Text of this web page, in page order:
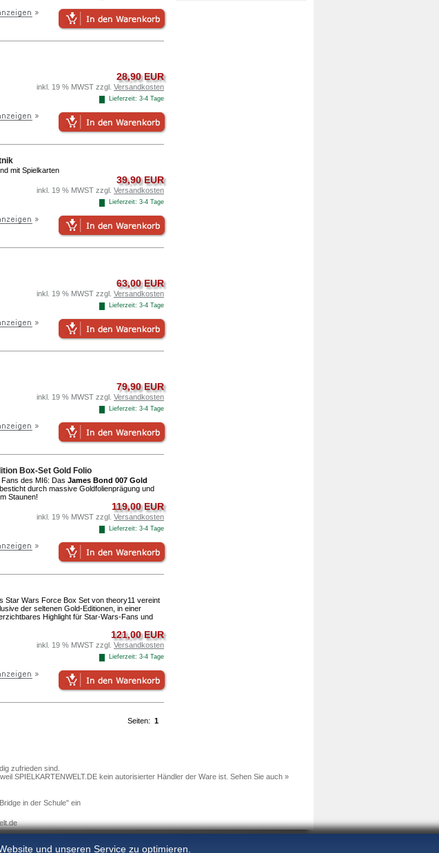
und unseren Service zu optimieren.
28,90 EUR
inkl. 19 % MWST zzgl. Versandkosten
Lieferzeit: 3-4 Tage
mit Spielkarten
39,90 EUR
inkl. 19 % MWST zzgl. Versandkosten
Lieferzeit: 3-4 Tage
63,00 EUR
inkl. 19 % MWST zzgl. Versandkosten
Lieferzeit: 3-4 Tage
79,90 EUR
inkl. 19 % MWST zzgl. Versandkosten
Lieferzeit: 3-4 Tage
Box-Set Gold Folio
des MI6: Das James Bond 007 Gold
besticht durch massive Goldfolienprägung und
Staunen!
119,00 EUR
inkl. 19 % MWST zzgl. Versandkosten
Lieferzeit: 3-4 Tage
Star Wars Force Box Set von theory11 vereint
der seltenen Gold-Editionen, in einer
Highlight für Star-Wars-Fans und
121,00 EUR
inkl. 19 % MWST zzgl. Versandkosten
Lieferzeit: 3-4 Tage
Seiten: 1
zufrieden sind.
SPIELKARTENWELT.DE kein autorisierter Händler der Ware ist. Sehen Sie auch »
in der Schule" ein